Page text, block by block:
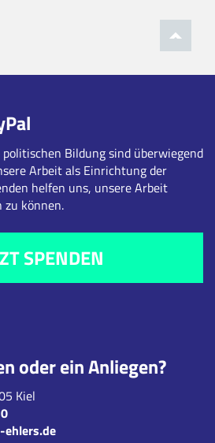
oder ein Anliegen?
Kiel
Bildung sind überwiegend
Arbeit als Einrichtung der
helfen uns, unsere Arbeit
zu können.
SPENDEN